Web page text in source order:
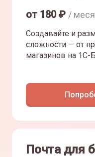
от 180₽ /
Создавайте и
сложности — от
магазинов на 1С-
Почта для